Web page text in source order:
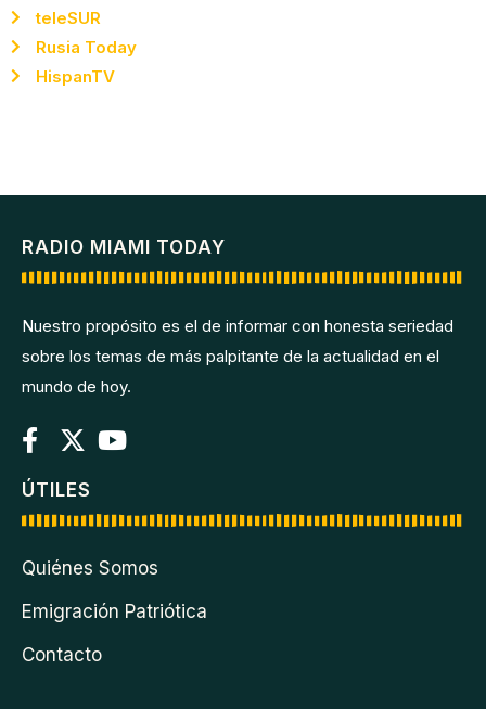
teleSUR
Rusia Today
HispanTV
RADIO MIAMI TODAY
Nuestro propósito es el de informar con honesta seriedad
sobre los temas de más palpitante de la actualidad en el
mundo de hoy.
ÚTILES
Quiénes Somos
Emigración Patriótica
Contacto